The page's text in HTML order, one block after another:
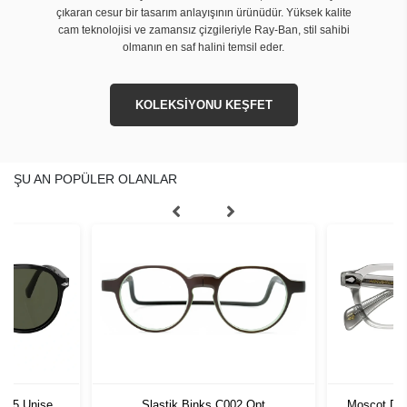
çıkaran cesur bir tasarım anlayışının ürünüdür. Yüksek kalite
cam teknolojisi ve zamansız çizgileriyle Ray-Ban, stil sahibi
olmanın en saf halini temsil eder.
KOLEKSİYONU KEŞFET
ŞU AN POPÜLER OLANLAR